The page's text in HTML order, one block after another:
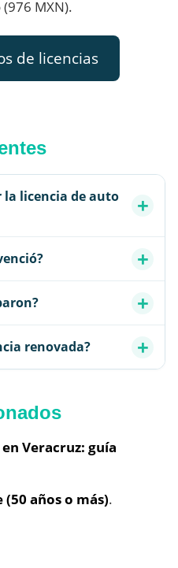
MXN).
de licencias
la licencia de auto
renovada?
Veracruz: guía
años o más).